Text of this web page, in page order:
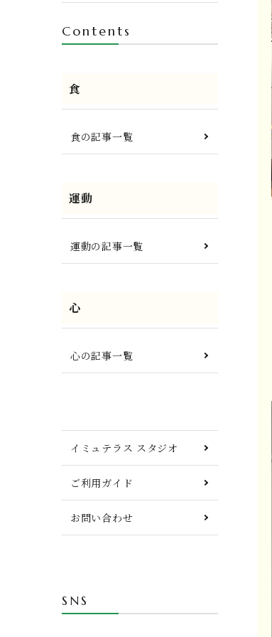
Contents
食
食の記事一覧
運動
運動の記事一覧
心
心の記事一覧
イミュテラス スタジオ
ご利用ガイド
お問い合わせ
SNS